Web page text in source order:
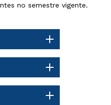
no semestre vigente.
do Sul.